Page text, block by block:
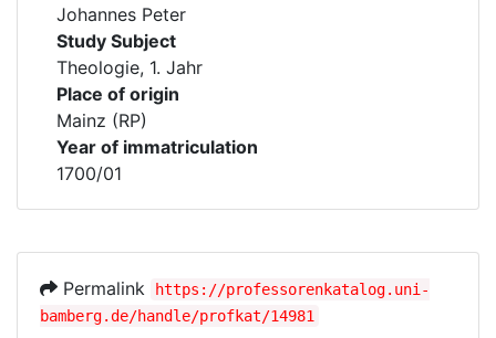
Johannes Peter
Study Subject
Theologie, 1. Jahr
Place of origin
Mainz (RP)
Year of immatriculation
1700/01
Permalink
https://professorenkatalog.uni-
bamberg.de/handle/profkat/14981